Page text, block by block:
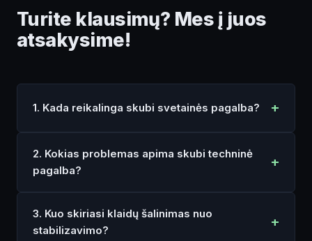
Turite klausimų? Mes į juos
atsakysime!
1. Kada reikalinga skubi svetainės pagalba?
2. Kokias problemas apima skubi techninė
pagalba?
3. Kuo skiriasi klaidų šalinimas nuo
stabilizavimo?